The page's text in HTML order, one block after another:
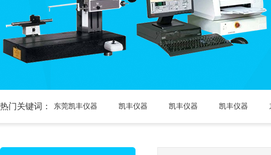
热门关键词： 东莞凯丰仪器 凯丰仪器 凯丰仪器 凯丰仪器